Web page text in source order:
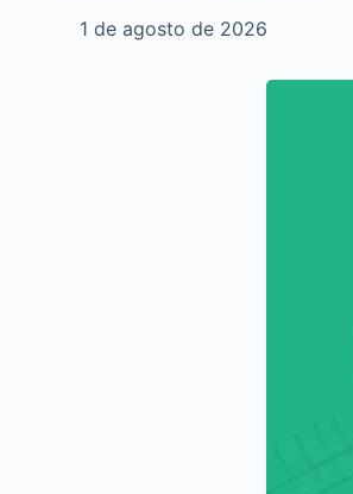
1 de agosto de 2026